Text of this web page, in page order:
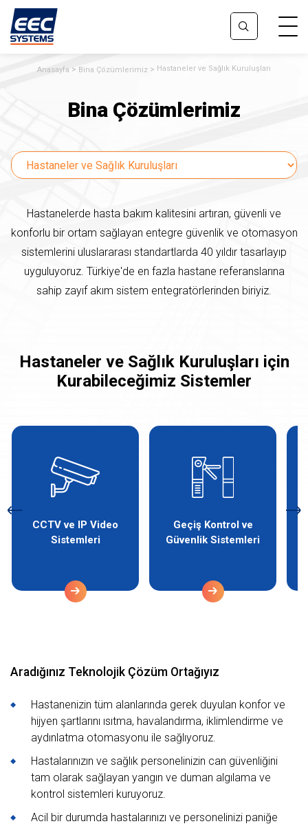
Anasayfa Bina Çözümlerimiz Hastaneler ve Sağlık Kuruluşları
Bina Çözümlerimiz
Hastanelerde hasta bakım kalitesini artıran, güvenli ve
konforlu bir ortam sağlayan entegre güvenlik ve otomasyon
sistemlerini uluslararası standartlarda 40 yıldır tasarlayıp
uyguluyoruz. Türkiye'de en fazla hastane referanslarına
sahip zayıf akım sistem entegratörlerinden biriyiz.
Hastaneler ve Sağlık Kuruluşları için
Kurabileceğimiz Sistemler
CCTV ve IP Video
Sistemleri
Geçiş Kontrol ve
Güvenlik Sistemleri
Aradığınız Teknolojik Çözüm Ortağıyız
Hastanenizin tüm alanlarında gerek duyulan konfor ve
hijyen şartlarını ısıtma, havalandırma, iklimlendirme ve
aydınlatma otomasyonu ile sağlıyoruz.
Hastalarınızın ve sağlık personelinizin can güvenliğini
tam olarak sağlayan yangın ve duman algılama ve
kontrol sistemleri kuruyoruz.
Acil bir durumda hastalarınızı ve personelinizi paniğe